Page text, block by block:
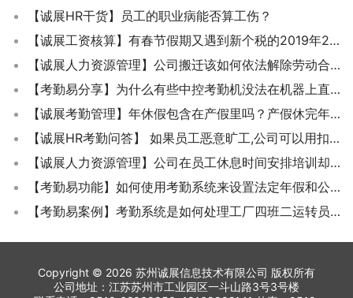
【诚展HR干货】员工的职业病能否算工伤？
【诚展工资核算】有春节假期又遇到新个税的2019年2月工资该怎样发？
【诚展人力资源管理】公司搬迁该如何依法解除劳动合同？
【考勤易分享】为什么有些中控考勤机没法在机器上直接新增人员呢？
【诚展考勤管理】年休假包含在产假里吗？产假休完年休假还能休吗？
【诚展HR考勤问答】 如果员工恶意旷工,公司可以用扣除其工资的方式来作为惩罚吗？
【诚展人力资源管理】公司在员工休息时间安排培训却不算考勤加班工时是否合法？
【考勤易功能】如何使用考勤系统来设置法定年假和公司福利年假？
【考勤易案例】考勤系统是如何处理工厂四班二运转员工考勤的？
Copyright © 2026 苏州诚展信息技术有限公司 版权所有
公司地址：江苏苏州市工业园区一斗山路3号3号楼